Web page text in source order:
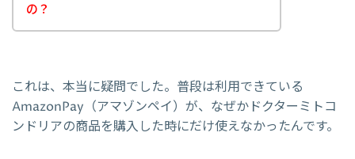
の？
これは、本当に疑問でした。普段は利用できている
AmazonPay（アマゾンペイ）が、なぜかドクターミトコ
ンドリアの商品を購入した時にだけ使えなかったんです。